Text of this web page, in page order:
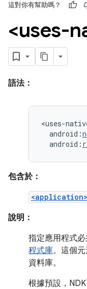
這對你有幫助嗎？
<uses-
語法：
android:
android:
包含於：
<application>
說明：
指定應用程式
程式庫。這個
資料庫。
根據預設，